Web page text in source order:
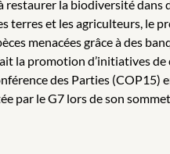
la biodiversité dans
terres et les agriculteurs, le
menacées grâce à des
la promotion d’initiatives
des Parties (COP15)
par le G7 lors de son